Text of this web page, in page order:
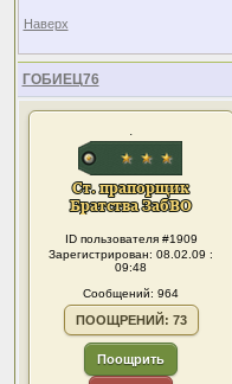
Наверх
ГОБИЕЦ76
.
ID пользователя #1909
Зарегистрирован: 08.02.09 :
09:48
Сообщений: 964
ПООЩРЕНИЙ: 73
Поощрить